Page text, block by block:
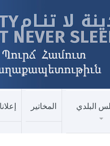
البلدي المخاتير